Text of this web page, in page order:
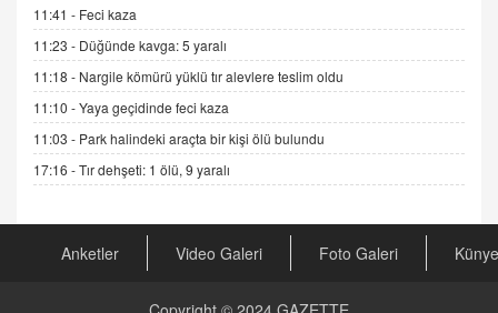
GÖNÜL MENEKŞE
Şifacının Yolu
04.11.2025 12:56
AV. RÜMEYSA ÖZKALE
Kira Uyuşmazlıklarında Dava Açmadan Önce
Arabulucuya Başvuru Şartı
CAN UĞURATEŞ
Değişen yapısıyla Suriye
11:41 - Feci kaza
11:23 - Düğünde kavga: 5 yaralı
11:18 - Nargile kömürü yüklü tır alevlere teslim oldu
11:10 -Yaya geçidinde feci kaza
11:03 - Park halindeki araçta bir kişi ölü bulundu
17:16 -Tır dehşeti: 1 ölü, 9 yaralı
Anketler Video Galeri Foto Galeri Künye